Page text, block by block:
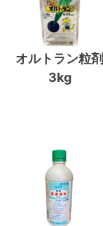
オルトラン粒剤
3kg